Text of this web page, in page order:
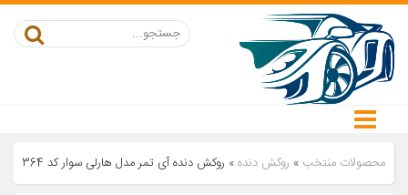
محصولات منتخب » روکش دنده» روکش دنده آی تمر مدل هارلی سوار کد 364